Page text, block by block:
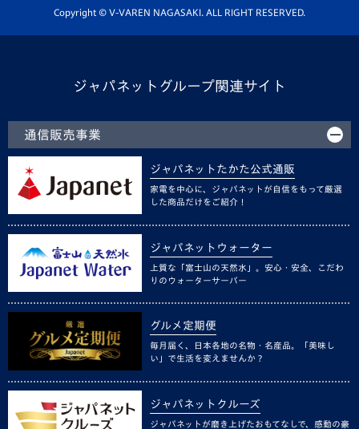
ホームタウン活動
Copyright © V-VAREN NAGASAKI. ALL RIGHT RESERVED.
ジャパネットグループ関連サイト
通信販売事業
ジャパネットたかた公式通販
家電を中心に、ジャパネットが自信をもって厳選
した商品だけをご紹介！
ジャパネットウォーター
上質な「富士山の天然水」。安心・安全、こだわ
りのウォーターサーバー
グルメ定期便
毎月届く、日本各地の名物・名産品。「美味し
い」で生活を変えませんか？
ジャパネットクルーズ
ジャパネットが磨き上げたおもてなしで、感動の豪